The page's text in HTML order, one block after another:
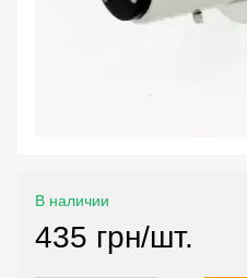
В наличии
435 грн/шт.